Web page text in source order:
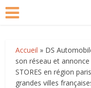
Accueil » DS
son réseau et
STORES en région
grandes villes